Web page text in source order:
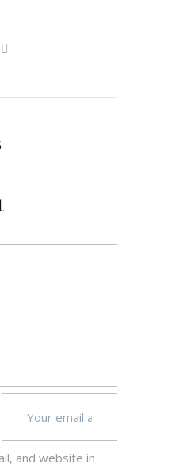
and website in